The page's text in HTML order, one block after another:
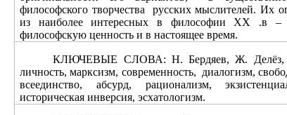
философского творчества
русских мыслителей. Их
из наиболее интересных в философии ХХ .в –
философскую ценность и в настоящее время.
КЛЮЧЕВЫЕ СЛОВА: Н. Бердяев, Ж. Делёз,
личность, марксизм, современность, диалогизм,
всеединство, абсурд, рационализм,
историческая инверсия, эсхатологизм.